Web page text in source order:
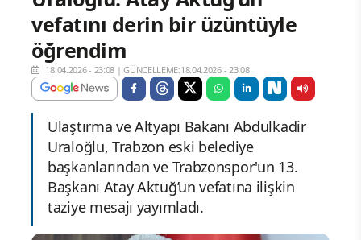
vefatını derin bir üzüntüyle
öğrendim
18.04.2026 - 23:08 |GÜNCELLEME:18.04.2026 - 23:08
Ulaştırma ve Altyapı Bakanı Abdulkadir
Uraloğlu, Trabzon eski belediye
başkanlarından ve Trabzonspor'un 13.
Başkanı Atay Aktuğ’un vefatına ilişkin
taziye mesajı yayımladı.